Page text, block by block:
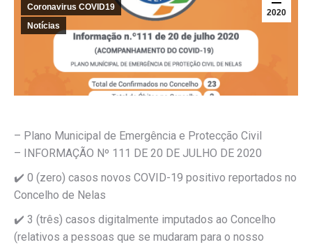
2020
Coronavirus COVID19
Notícias
– Plano Municipal de Emergência e Protecção Civil
– INFORMAÇÃO Nº 111 DE 20 DE JULHO DE 2020
✔️ 0 (zero) casos novos COVID-19 positivo reportados no
Concelho de Nelas
✔️ 3 (três) casos digitalmente imputados ao Concelho
(relativos a pessoas que se mudaram para o nosso